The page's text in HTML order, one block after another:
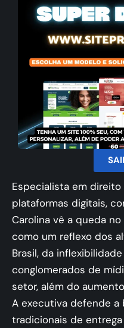
Especialista em
plataformas digitais,
Carolina vê a queda
como um reflexo dos
Brasil, da
conglomerados de
setor, além do
A executiva defende a
tradicionais de